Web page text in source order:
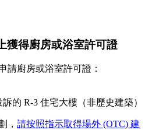
獲得廚房或浴室許可證
請廚房或浴室許可證：
的 R-3 住宅大樓（非歷史建築）
， 請按照指示取得場外 (OTC) 建